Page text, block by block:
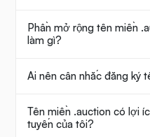
Phần mở rộng tên miền
làm gì?
Ai nên cân nhắc đăng ký
Tên miền .auction có lợi
tuyến của tôi?